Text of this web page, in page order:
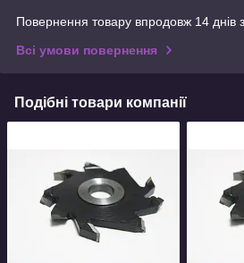
Повернення товару впродовж 14 днів
Всі умови повернення
Подібні товари компанії